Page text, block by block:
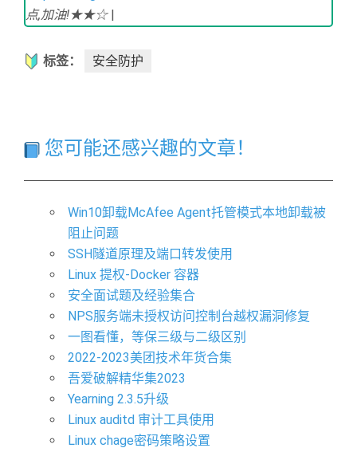
点,加油!★★☆|
标签： 安全防护
您可能还感兴趣的文章！
Win10卸载McAfee Agent托管模式本地卸载被
阻止问题
SSH隧道原理及端口转发使用
Linux 提权-Docker 容器
安全面试题及经验集合
NPS服务端未授权访问控制台越权漏洞修复
一图看懂，等保三级与二级区别
2022-2023美团技术年货合集
吾爱破解精华集2023
Yearning 2.3.5升级
Linux auditd 审计工具使用
Linux chage密码策略设置